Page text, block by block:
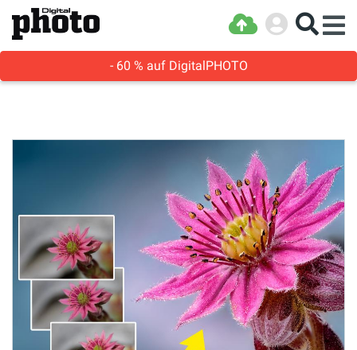
- 60 % auf DigitalPHOTO